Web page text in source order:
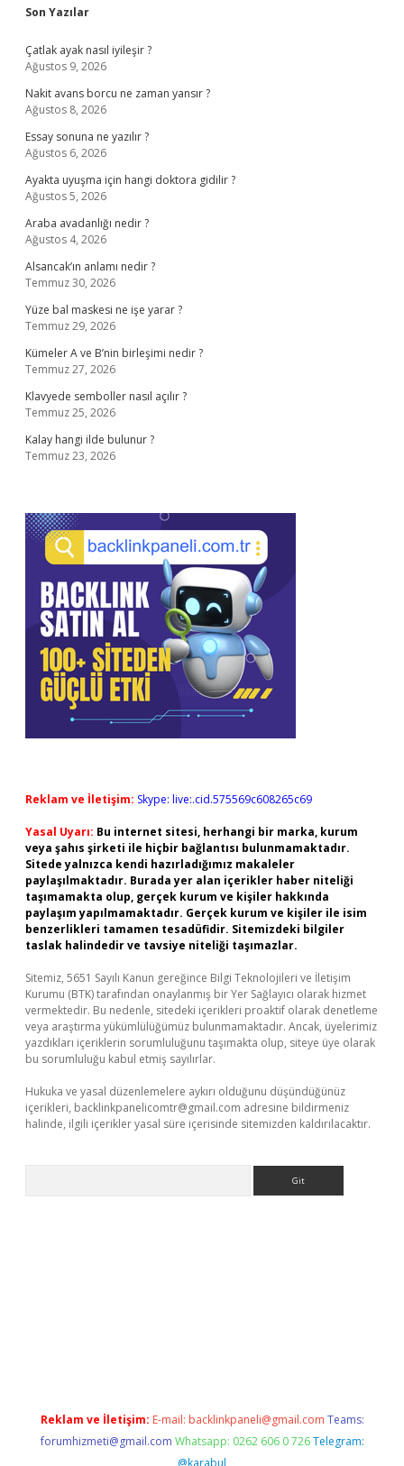
Sidebar
Son Yazılar
Çatlak ayak nasıl iyileşir ?
Ağustos 9, 2026
Nakit avans borcu ne zaman yansır ?
Ağustos 8, 2026
Essay sonuna ne yazılır ?
Ağustos 6, 2026
Ayakta uyuşma için hangi doktora gidilir ?
Ağustos 5, 2026
Araba avadanlığı nedir ?
Ağustos 4, 2026
Alsancak’ın anlamı nedir ?
Temmuz 30, 2026
Yüze bal maskesi ne işe yarar ?
Temmuz 29, 2026
Kümeler A ve B’nin birleşimi nedir ?
Temmuz 27, 2026
Klavyede semboller nasıl açılır ?
Temmuz 25, 2026
Kalay hangi ilde bulunur ?
Temmuz 23, 2026
Reklam ve İletişim: Skype: live:.cid.575569c608265c69
Yasal Uyarı: Bu internet sitesi, herhangi bir marka, kurum
veya şahıs şirketi ile hiçbir bağlantısı bulunmamaktadır.
Sitede yalnızca kendi hazırladığımız makaleler
paylaşılmaktadır. Burada yer alan içerikler haber niteliği
taşımamakta olup, gerçek kurum ve kişiler hakkında
paylaşım yapılmamaktadır. Gerçek kurum ve kişiler ile isim
benzerlikleri tamamen tesadüfidir. Sitemizdeki bilgiler
taslak halindedir ve tavsiye niteliği taşımazlar.
Sitemiz, 5651 Sayılı Kanun gereğince Bilgi Teknolojileri ve İletişim
Kurumu (BTK) tarafından onaylanmış bir Yer Sağlayıcı olarak hizmet
vermektedir. Bu nedenle, sitedeki içerikleri proaktif olarak denetleme
veya araştırma yükümlülüğümüz bulunmamaktadır. Ancak, üyelerimiz
yazdıkları içeriklerin sorumluluğunu taşımakta olup, siteye üye olarak
bu sorumluluğu kabul etmiş sayılırlar.
Hukuka ve yasal düzenlemelere aykırı olduğunu düşündüğünüz
içerikleri, backlinkpanelicomtr@gmail.com adresine bildirmeniz
halinde, ilgili içerikler yasal süre içerisinde sitemizden kaldırılacaktır.
Reklam ve İletişim: E-mail: backlinkpaneli@gmail.com Teams:
forumhizmeti@gmail.com Whatsapp: 0262 606 0 726 Telegram:
@karabul